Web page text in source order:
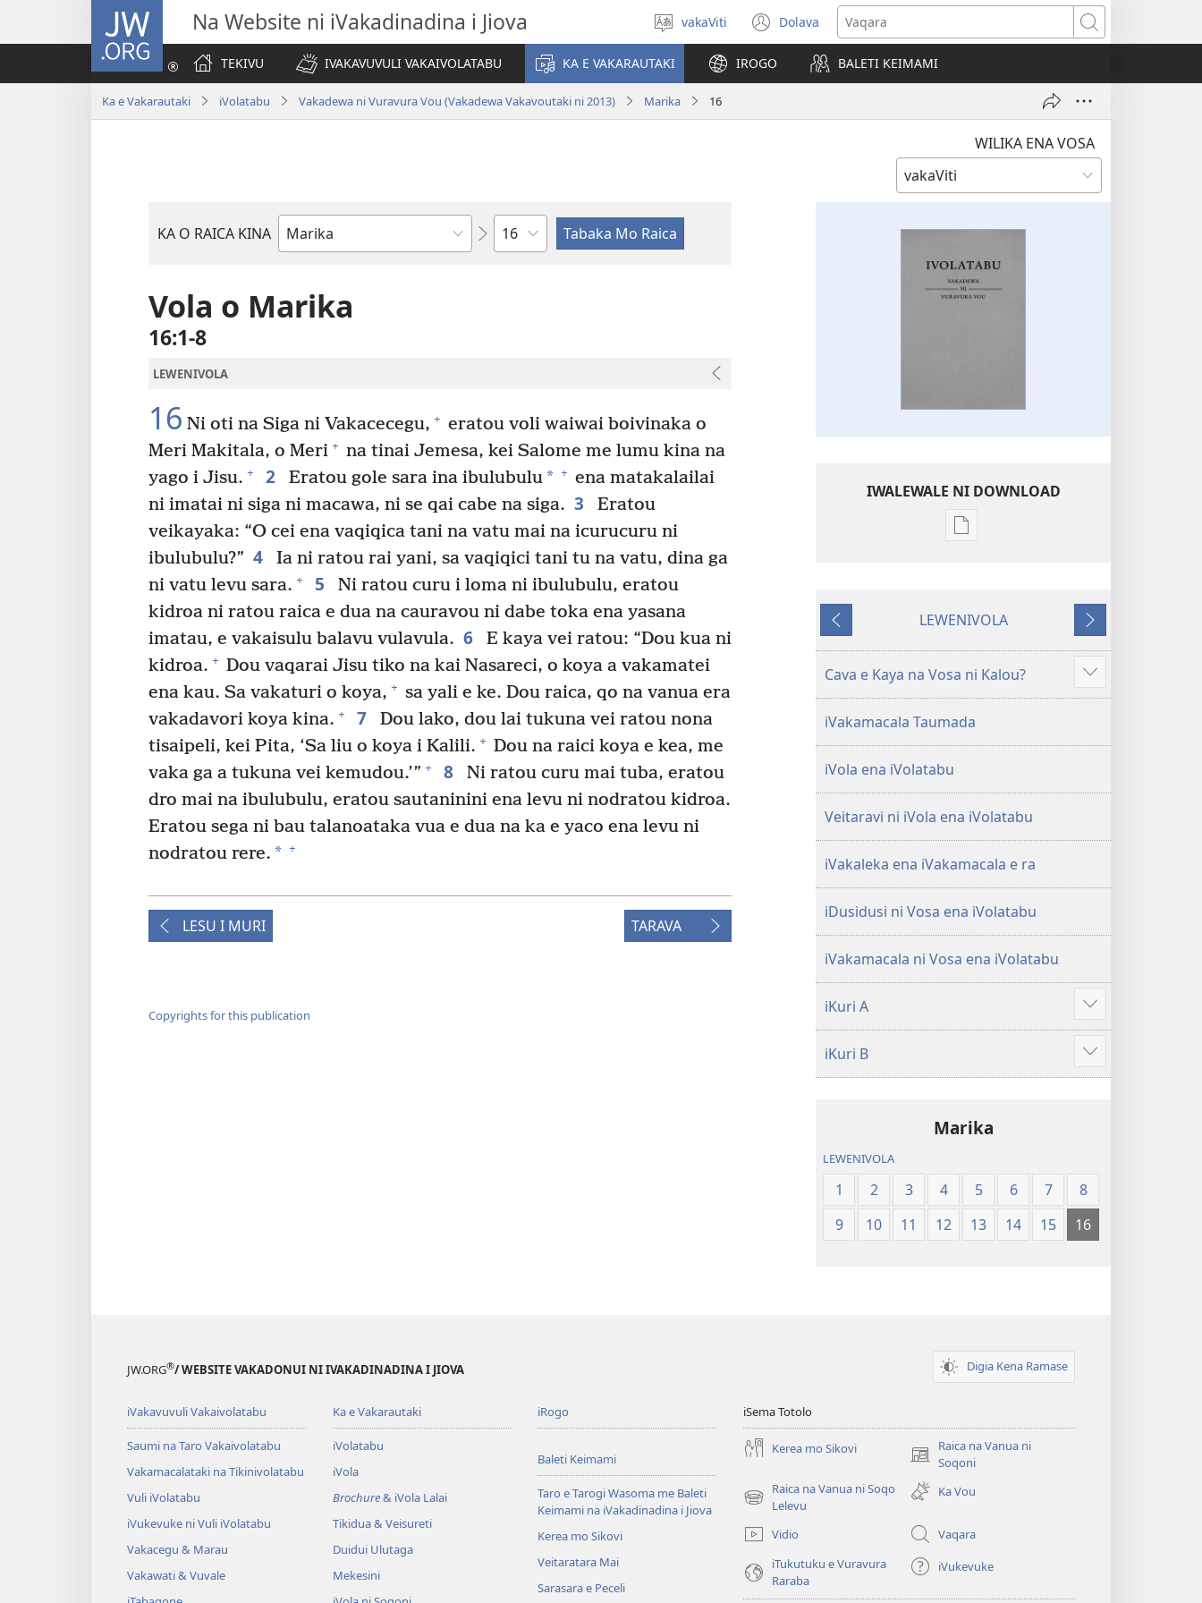
JW.ORG Na Website ni iVakadinadina i Jiova
Digia
na
Vosa
vakaViti Dolava
(opens
new
window)
Vaqara
TEKIVU
IVAKAVUVULI VAKAIVOLATABU KA E VAKARAUTAKI IROGO BALETI KEIMAMI
Ka e Vakarautaki iVolatabu Vakadewa ni Vuravura Vou (Vakadewa Vakavoutaki ni 2013) Marika 16
WILIKA ENA VOSA
KA O RAICA KINA
iVola
iVolatabu
Wase
Vola o Marika
16:1-8
LEWENIVOLA
16 Ni oti na Siga ni Vakacecegu, + eratou voli waiwai boivinaka o
Meri Makitala, o Meri + na tinai Jemesa, kei Salome me lumu kina na
yago i Jisu. + 2 Eratou gole sara ina ibulubulu* + ena matakalailai
ni imatai ni siga ni macawa, ni se qai cabe na siga. 3
Eratou
veikayaka: “O cei ena vaqiqica tani na vatu mai na icurucuru ni
ibulubulu?” 4
Ia ni ratou rai yani, sa vaqiqici tani tu na vatu, dina ga
ni vatu levu sara. + 5
Ni ratou curu i loma ni ibulubulu, eratou
kidroa ni ratou raica e dua na cauravou ni dabe toka ena yasana
imatau, e vakaisulu balavu vulavula. 6
E kaya vei ratou: “Dou kua ni
kidroa. + Dou vaqarai Jisu tiko na kai Nasareci, o koya a vakamatei
ena kau. Sa vakaturi o koya, + sa yali e ke. Dou raica, qo na vanua era
vakadavori koya kina. + 7
Dou lako, dou lai tukuna vei ratou nona
tisaipeli, kei Pita, ‘Sa liu o koya i Kalili. + Dou na raici koya e kea, me
vaka ga a tukuna vei kemudou.’” + 8
Ni ratou curu mai tuba, eratou
dro mai na ibulubulu, eratou sautaninini ena levu ni nodratou kidroa.
Eratou sega ni bau talanoataka vua e dua na ka e yaco ena levu ni
nodratou rere. * +
LESU I MURI TARAVA
Copyrights for this publication
IWALEWALE NI DOWNLOAD
Sala
na
tabaki
Vakadewa
ni
Vou
LESU
I
MURI
LEWENIVOLA
TARAVA
Cava e Kaya na Vosa ni Kalou?
Show
more
iVakamacala Taumada
iVola ena iVolatabu
Veitaravi ni iVola ena iVolatabu
iVakaleka ena iVakamacala e ra
iDusidusi ni Vosa ena iVolatabu
iVakamacala ni Vosa ena iVolatabu
iKuri A
Show
more
iKuri B
Show
more
Marika
LEWENIVOLA
1 2 3 4 5 6 7
8
9
10 11 12 13 14 15 16
JW.ORG®/ WEBSITE VAKADONUI NI IVAKADINADINA I JIOVA Digia Kena Ramase
iVakavuvuli Vakaivolatabu
Saumi na Taro Vakaivolatabu
Vakamacalataki na Tikinivolatabu
Vuli iVolatabu
iVukevuke ni Vuli iVolatabu
Vakacegu & Marau
Vakawati & Vuvale
Ka e Vakarautaki
iVolatabu
iVola
Brochure& iVola Lalai
Tikidua & Veisureti
Duidui Ulutaga
Mekesini
iRogo
Baleti Keimami
Taro e Tarogi Wasoma me Baleti
Keimami na iVakadinadina i Jiova
Kerea mo Sikovi
Veitaratara Mai
Sarasara e Peceli
iSema Totolo
Kerea mo Sikovi
Raica na Vanua ni
Soqoni
(opens
new
window)
Raica na Vanua ni Soqo
Lelevu
(opens
window)
Ka Vou
Vidio
Vaqara
iTukutuku e Vuravura
Raraba
iVukevuke